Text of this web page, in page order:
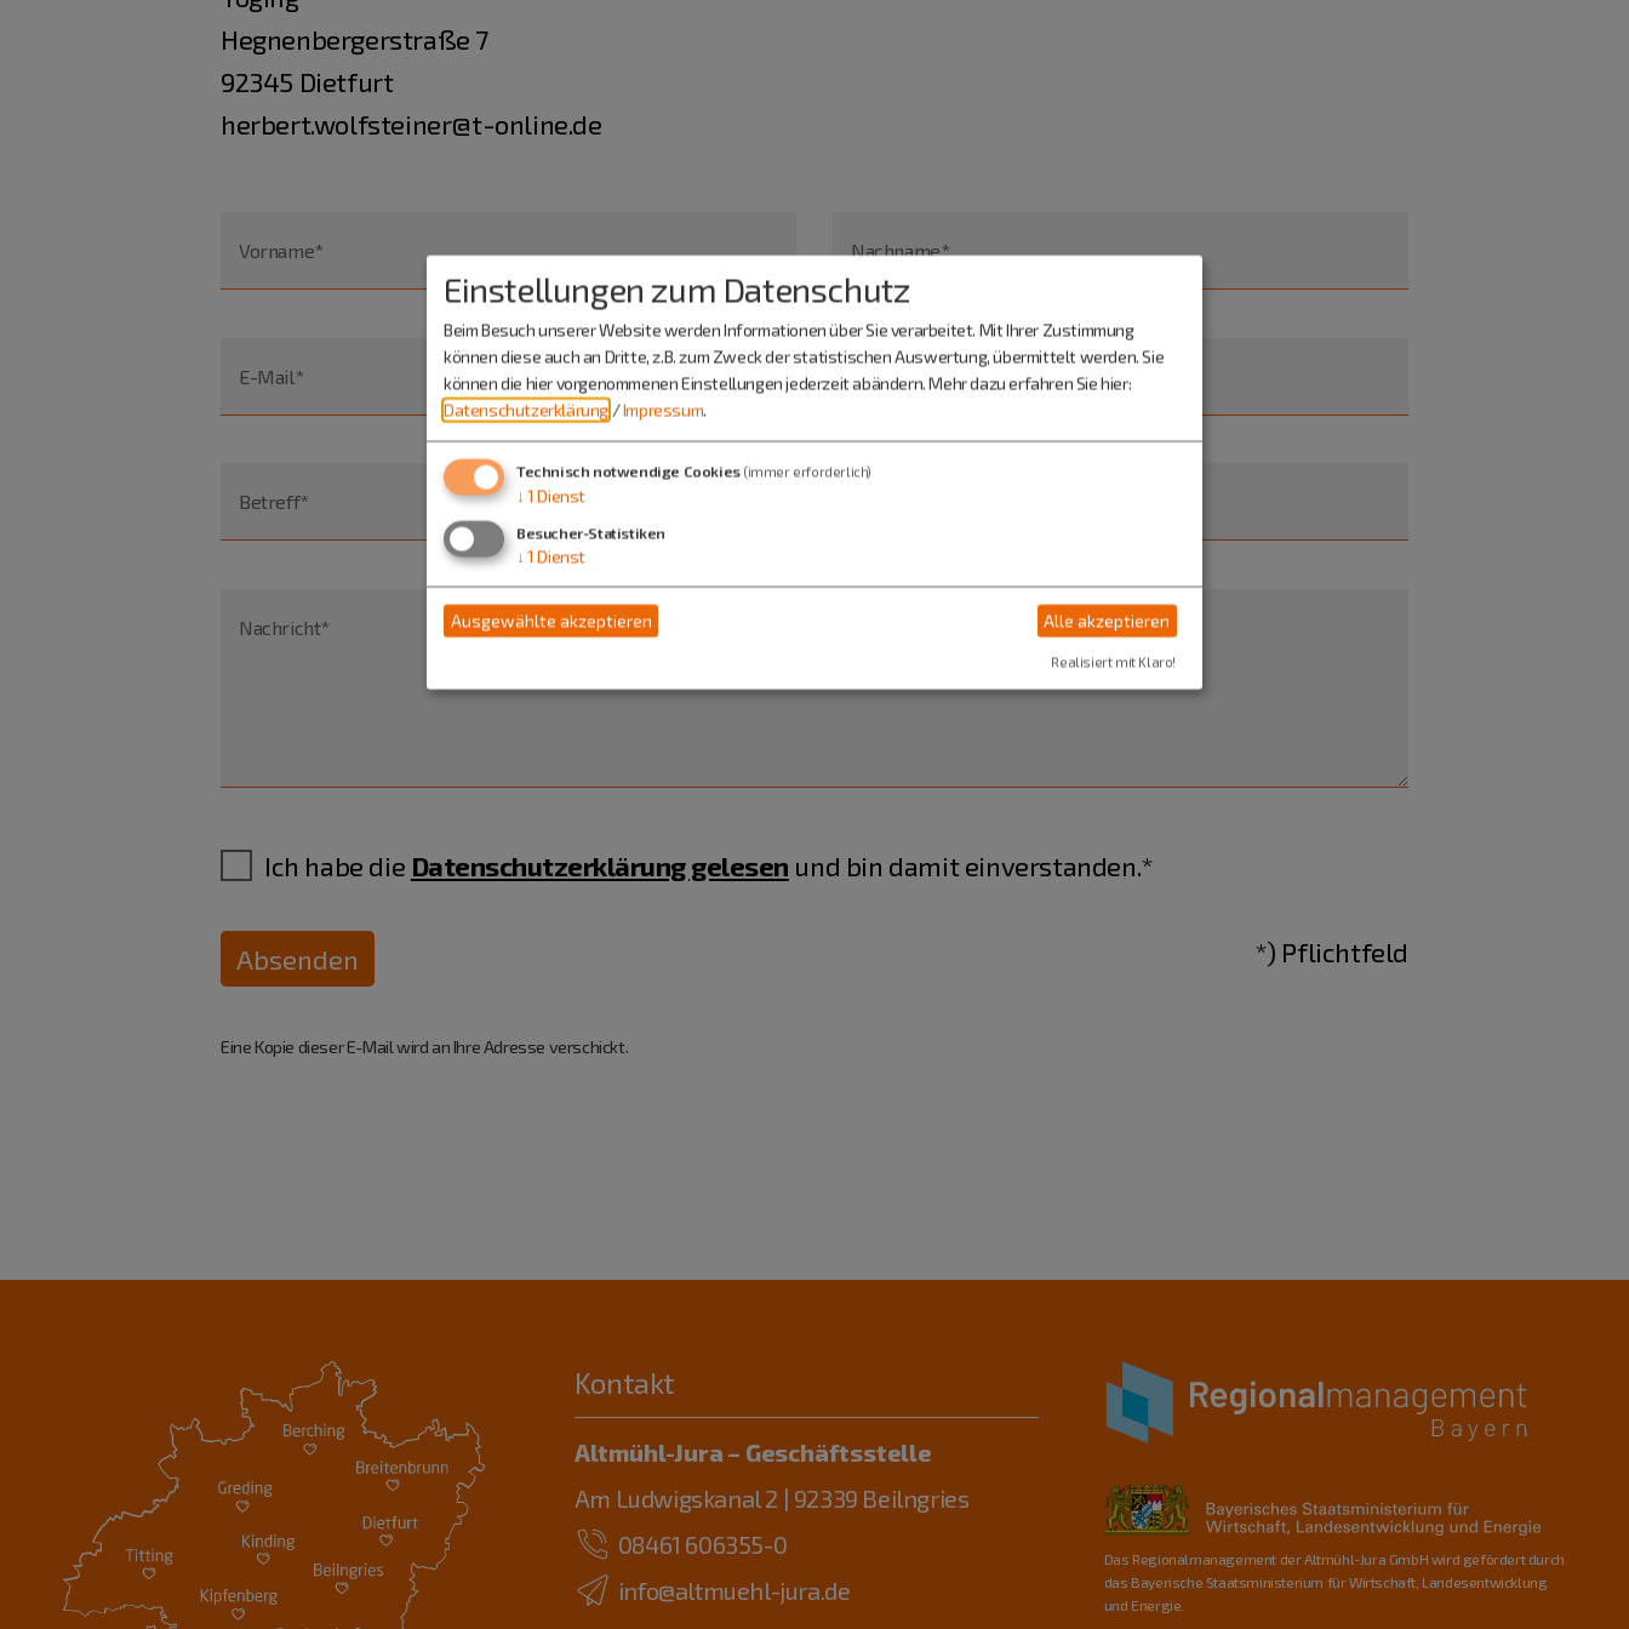
Hegnenbergerstraße 7
92345 Dietfurt
herbert.wolfsteiner@t-online.de
Vorname* Nachname*
E-Mail*
Betreff*
Nachricht*
Ich habe die Datenschutzerklärung gelesen und bin damit einverstanden.*
Absenden *) Pflichtfeld
Eine Kopie dieser E-Mail wird an Ihre Adresse verschickt.
Kontakt
Altmühl-Jura – Geschäftsstelle
Am Ludwigskanal 2 | 92339 Beilngries
08461 606355-0
info@altmuehl-jura.de
Das Regionalmanagement der Altmühl-Jura GmbH wird gefördert durch
das Bayerische Staatsministerium für Wirtschaft, Landesentwicklung
und Energie.
Einstellungen zum Datenschutz
Beim Besuch unserer Website werden Informationen über Sie verarbeitet. Mit Ihrer Zustimmung
können diese auch an Dritte, z.B. zum Zweck der statistischen Auswertung, übermittelt werden. Sie
können die hier vorgenommenen Einstellungen jederzeit abändern. Mehr dazu erfahren Sie hier:
Datenschutzerklärung /Impressum.
Technisch notwendige Cookies (immer erforderlich)
↓ 1 Dienst
Besucher-Statistiken
↓ 1 Dienst
Ausgewählte akzeptieren Alle akzeptieren
Realisiert mit Klaro!